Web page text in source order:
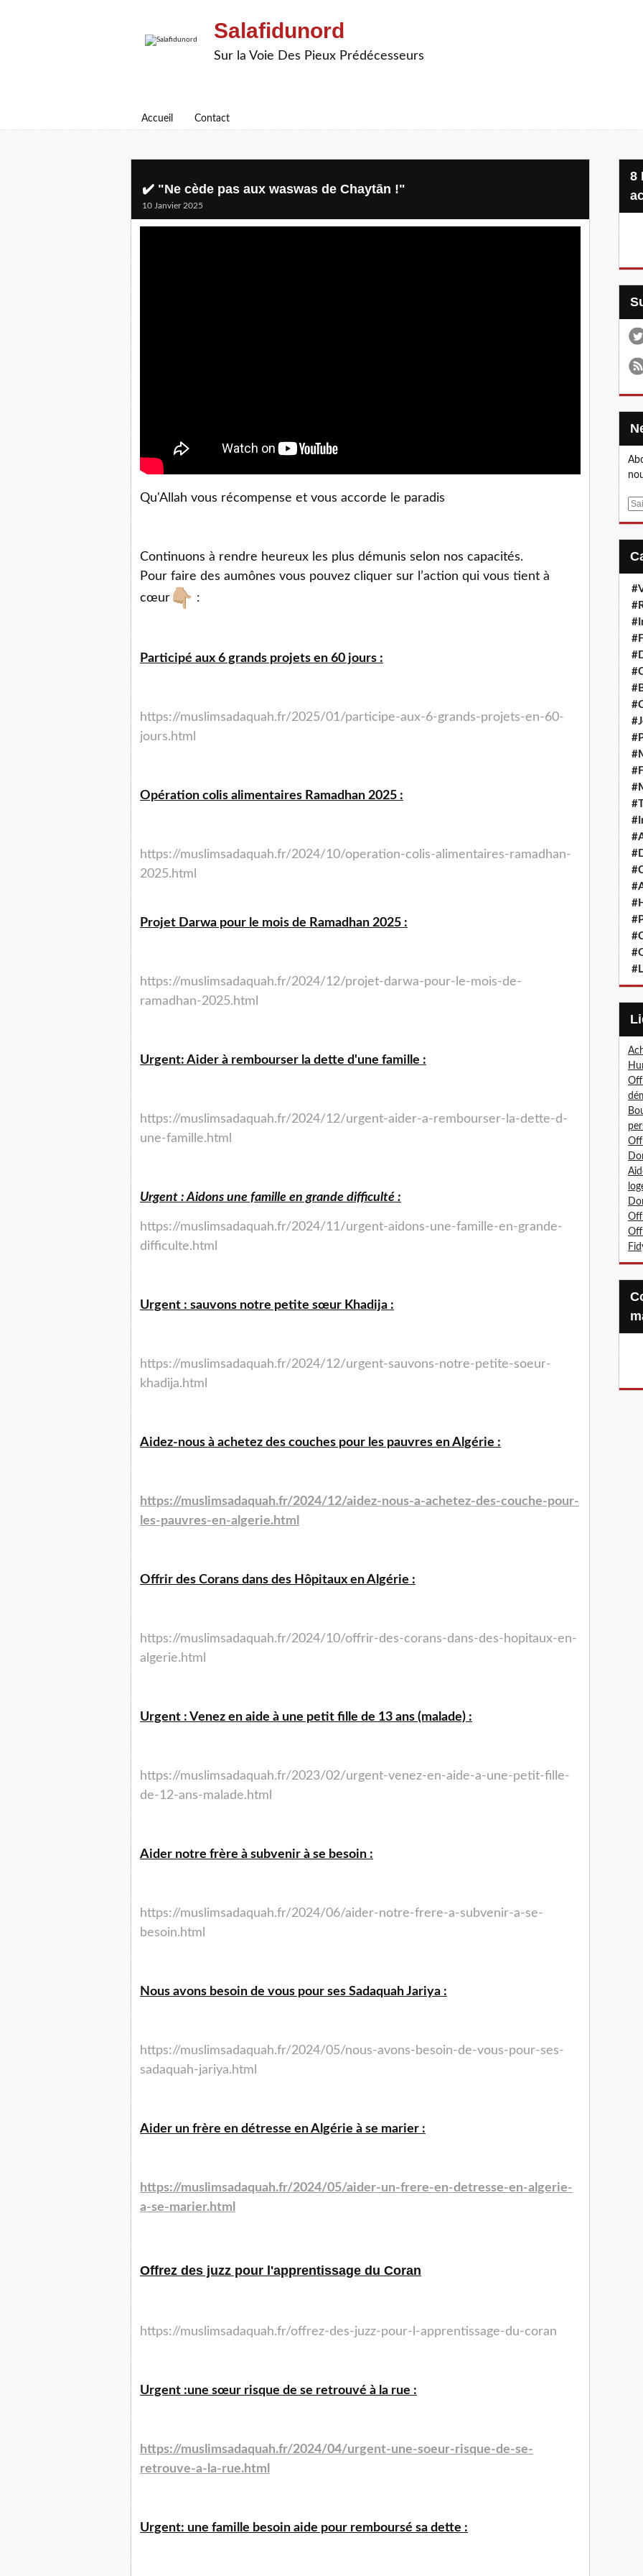
Salafidunord
Sur la Voie Des Pieux Prédécesseurs
Accueil Contact
✔️ "Ne cède pas aux waswas de Chaytān !"
10 Janvier 2025
Qu'Allah vous récompense et vous accorde le paradis
Continuons à rendre heureux les plus démunis selon nos capacités.
Pour faire des aumônes vous pouvez cliquer sur l’action qui vous tient à
cœur
:
Participé aux 6 grands projets en 60 jours :
https://muslimsadaquah.fr/2025/01/participe-aux-6-grands-projets-en-60-
jours.html
Opération colis alimentaires Ramadhan 2025 :
https://muslimsadaquah.fr/2024/10/operation-colis-alimentaires-ramadhan-
2025.html
Projet Darwa pour le mois de Ramadhan 2025 :
https://muslimsadaquah.fr/2024/12/projet-darwa-pour-le-mois-de-
ramadhan-2025.html
Urgent: Aider à rembourser la dette d'une famille :
https://muslimsadaquah.fr/2024/12/urgent-aider-a-rembourser-la-dette-d-
une-famille.html
Urgent : Aidons une famille en grande difficulté :
https://muslimsadaquah.fr/2024/11/urgent-aidons-une-famille-en-grande-
difficulte.html
Urgent : sauvons notre petite sœur Khadija :
https://muslimsadaquah.fr/2024/12/urgent-sauvons-notre-petite-soeur-
khadija.html
Aidez-nous à achetez des couches pour les pauvres en Algérie :
https://muslimsadaquah.fr/2024/12/aidez-nous-a-achetez-des-couche-pour-
les-pauvres-en-algerie.html
Offrir des Corans dans des Hôpitaux en Algérie :
https://muslimsadaquah.fr/2024/10/offrir-des-corans-dans-des-hopitaux-en-
algerie.html
Urgent : Venez en aide à une petit fille de 13 ans (malade) :
https://muslimsadaquah.fr/2023/02/urgent-venez-en-aide-a-une-petit-fille-
de-12-ans-malade.html
Aider notre frère à subvenir à se besoin :
https://muslimsadaquah.fr/2024/06/aider-notre-frere-a-subvenir-a-se-
besoin.html
Nous avons besoin de vous pour ses Sadaquah Jariya :
https://muslimsadaquah.fr/2024/05/nous-avons-besoin-de-vous-pour-ses-
sadaquah-jariya.html
Aider un frère en détresse en Algérie à se marier :
https://muslimsadaquah.fr/2024/05/aider-un-frere-en-detresse-en-algerie-
a-se-marier.html
Offrez des juzz pour l'apprentissage du Coran
https://muslimsadaquah.fr/offrez-des-juzz-pour-l-apprentissage-du-coran
Urgent :une sœur risque de se retrouvé à la rue :
https://muslimsadaquah.fr/2024/04/urgent-une-soeur-risque-de-se-
retrouve-a-la-rue.html
Urgent: une famille besoin aide pour remboursé sa dette :
8 Projets, 20 €, une seule
E
Confiez-nous votre Zakat-al-